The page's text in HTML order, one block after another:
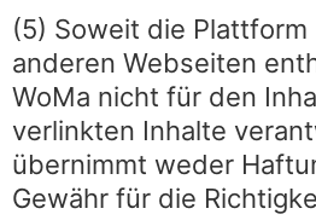
(5) Soweit die Plattform
anderen Webseiten
WoMa nicht für den
verlinkten Inhalte
übernimmt weder
Gewähr für die